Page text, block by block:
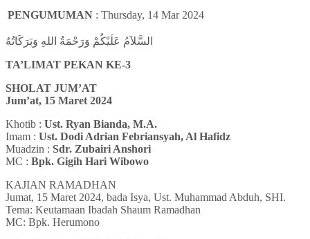
PENGUMUMAN : Thursday, 14 Mar 2024
السَّلاَمُ عَلَيْكُمْ وَرَحْمَةُ اللهِ وَبَرَكَاتُهُ
TA’LIMAT PEKAN KE-3
SHOLAT JUM’AT
Jum’at, 15 Maret 2024
Khotib : Ust. Ryan Bianda, M.A.
Imam : Ust. Dodi Adrian Febriansyah, Al Hafidz
Muadzin : Sdr. Zubairi Anshori
MC : Bpk. Gigih Hari Wibowo
KAJIAN RAMADHAN
Jumat, 15 Maret 2024, bada Isya, Ust. Muhammad Abduh, SHI.
Tema: Keutamaan Ibadah Shaum Ramadhan
MC: Bpk. Herumono